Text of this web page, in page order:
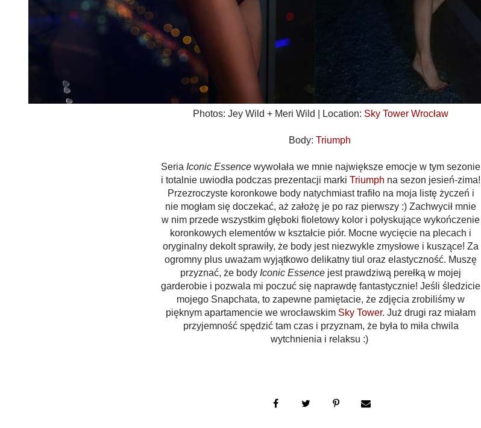
Photos: Jey Wild + Meri Wild | Location: Sky Tower Wrocław
Body: Triumph
Seria Iconic Essence wywołała we mnie największe emocje w tym sezonie
i totalnie uwiodła podczas prezentacji marki Triumph na sezon jesień-zima!
Przezroczyste koronkowe body natychmiast trafiło na moja listę życzeń i
nie mogłam się doczekać, aż założę je po raz pierwszy :) Zachwycił mnie
w nim przede wszystkim głęboki fioletowy kolor i połyskujące wykończenie
koronkowych elementów w kształcie piór. Mocne wycięcie na plecach i
oryginalny dekolt sprawiły, że body jest niezwykle zmysłowe i kuszące! Za
ogromny plus uważam wyjątkowo delikatny tiul oraz elastyczność. Muszę
przyznać, że body Iconic Essence jest prawdziwą perełką w mojej
garderobie i pozwala mi poczuć się naprawdę fantastycznie! Jeśli śledzicie
mojego Snapchata, to zapewne pamiętacie, że zdjęcia zrobiliśmy w
pięknym apartamencie we wrocławskim Sky Tower. Już drugi raz miałam
przyjemność spędzić tam czas i przyznam, że była to miła chwila
wytchnienia i relaksu :)